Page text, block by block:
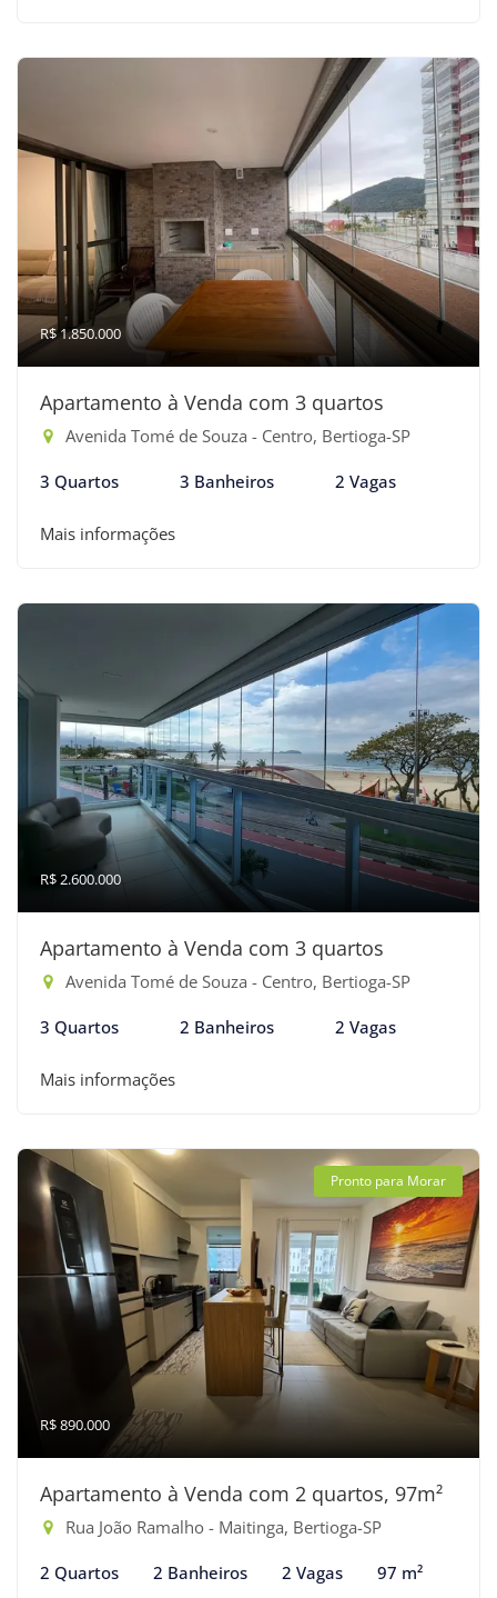
R$ 1.850.000
Apartamento à Venda com 3 quartos
Avenida Tomé de Souza - Centro, Bertioga-SP
3 Quartos 3 Banheiros 2 Vagas
Mais informações
R$ 2.600.000
Apartamento à Venda com 3 quartos
Avenida Tomé de Souza - Centro, Bertioga-SP
3 Quartos 2 Banheiros 2 Vagas
Mais informações
Pronto para Morar
R$ 890.000
Apartamento à Venda com 2 quartos, 97m²
Rua João Ramalho - Maitinga, Bertioga-SP
2 Quartos 2 Banheiros 2 Vagas 97 m²